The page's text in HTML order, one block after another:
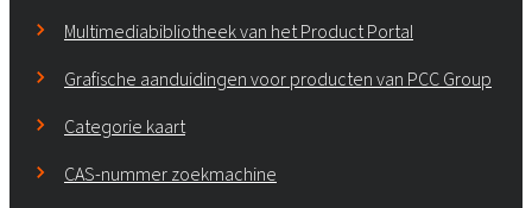
Multimediabibliotheek van het Product Portal
Grafische aanduidingen voor producten van PCC Group
Categorie kaart
CAS-nummer zoekmachine